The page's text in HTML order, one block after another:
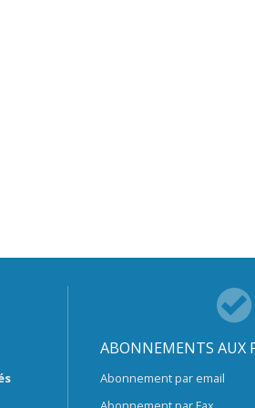
ABONNEMENTS AUX
Abonnement par email